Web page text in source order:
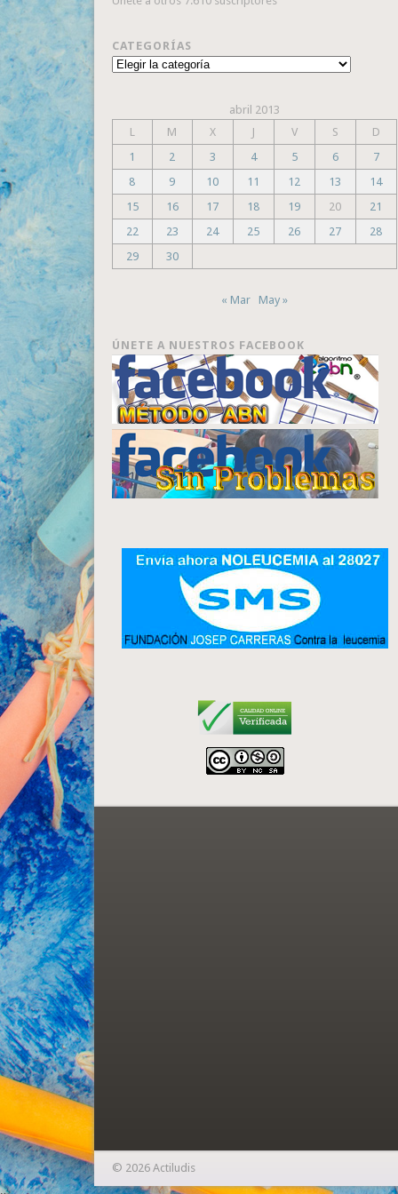
CATEGORÍAS
Categorías
abril 2013
L
M X J V S
D
1
2 3 4 5 6
7
8
9 10 11 12 13
14
15
16 17 18 19 20
21
22
23 24 25 26 27
28
29
30
« Mar May »
ÚNETE A NUESTROS FACEBOOK
© 2026 Actiludis